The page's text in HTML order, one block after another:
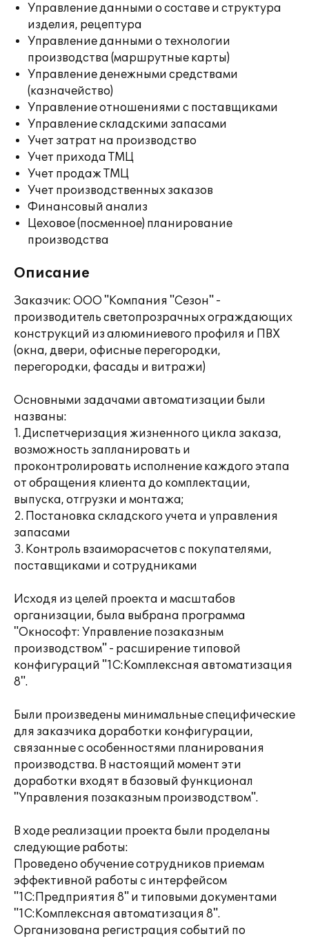
Управление данными о составе и структура
изделия, рецептура
Управление данными о технологии
производства (маршрутные карты)
Управление денежными средствами
(казначейство)
Управление отношениями с поставщиками
Управление складскими запасами
Учет затрат на производство
Учет прихода ТМЦ
Учет продаж ТМЦ
Учет производственных заказов
Финансовый анализ
Цеховое (посменное) планирование
производства
Описание
Заказчик: ООО "Компания "Сезон" -
производитель светопрозрачных ограждающих
конструкций из алюминиевого профиля и ПВХ
(окна, двери, офисные перегородки,
перегородки, фасады и витражи)
Основными задачами автоматизации были
названы:
1. Диспетчеризация жизненного цикла заказа,
возможность запланировать и
проконтролировать исполнение каждого этапа
от обращения клиента до комплектации,
выпуска, отгрузки и монтажа;
2. Постановка складского учета и управления
запасами
3. Контроль взаиморасчетов с покупателями,
поставщиками и сотрудниками
Исходя из целей проекта и масштабов
организации, была выбрана программа
"Окнософт: Управление позаказным
производством" - расширение типовой
конфигураций "1С:Комплексная автоматизация
8".
Были произведены минимальные специфические
для заказчика доработки конфигурации,
связанные с особенностями планирования
производства. В настоящий момент эти
доработки входят в базовый функционал
"Управления позаказным производством".
В ходе реализации проекта были проделаны
следующие работы:
Проведено обучение сотрудников приемам
эффективной работы с интерфейсом
"1С:Предприятия 8" и типовыми документами
"1С:Комплексная автоматизация 8".
Организована регистрация событий по